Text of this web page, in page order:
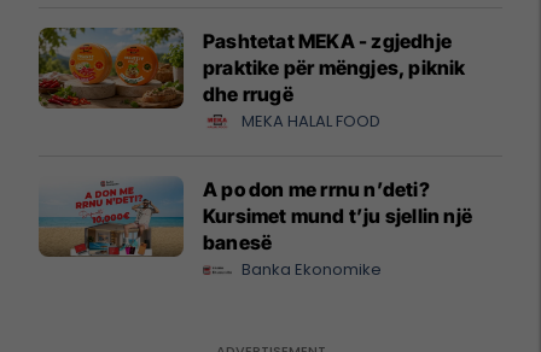
Pashtetat MEKA - zgjedhje
praktike për mëngjes, piknik
dhe rrugë
MEKA HALAL FOOD
A po don me rrnu n’deti?
Kursimet mund t’ju sjellin një
banesë
Banka Ekonomike